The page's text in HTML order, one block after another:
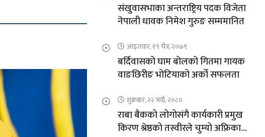
संखुवासभाका अन्तराष्ट्रिय पदक विजेता
नेपाली धावक निमेश गुरुङ सम्ममानित
आइतवार, १९ चैत्र, २०७९
बर्दिवासको घाम बोलको गितमा गायक
वाङछिरीङ भोटियाको अर्को सफलता
शुक्रबार, २२ भदौ, २०८०
राबा बैकको लोगोसंगै कार्यकारी प्रमुख
किरण श्रेष्ठको तस्वीरले चुम्यो अफ्रिकाको